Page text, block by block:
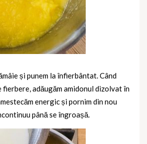
și punem la înfierbântat.Când
fierbere, adăugăm amidonul dizolvat în
energic și pornim din nou
până se îngroașă.